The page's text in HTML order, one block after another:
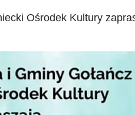
Ośrodek Kultury